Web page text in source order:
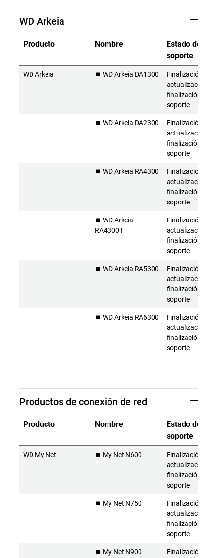
WD Arkeia
Producto Nombre
Estado del
soporte
WD Arkeia ⏹️ WD Arkeia DA1300
Finalización de
actualizaciones
finalización del
soporte
⏹️ WD Arkeia DA2300
Finalización de
actualizaciones
finalización del
soporte
⏹️ WD Arkeia RA4300
Finalización de
actualizaciones
finalización del
soporte
⏹️ WD Arkeia
RA4300T
Finalización de
actualizaciones
finalización del
soporte
⏹️ WD Arkeia RA5300
Finalización de
actualizaciones
finalización del
soporte
⏹️ WD Arkeia RA6300
Finalización de
actualizaciones
finalización del
soporte
Productos de conexión de red
Producto Nombre
Estado del
soporte
WD My Net ⏹️ My Net N600
Finalización de
actualizaciones
finalización del
soporte
⏹️ My Net N750
Finalización de
actualizaciones
finalización del
soporte
⏹️ My Net N900 Finalización de